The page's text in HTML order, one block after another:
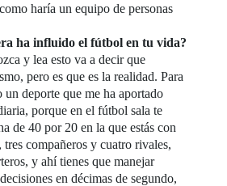
haría un equipo de personas
ha influido el fútbol en tu vida?
y lea esto va a decir que
pero es que es la realidad. Para
deporte que me ha aportado
porque en el fútbol sala te
de 40 por 20 en la que estás con
tres compañeros y cuatro rivales,
y ahí tienes que manejar
en décimas de segundo,